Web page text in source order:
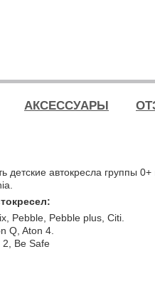
АКСЕССУАРЫ
детские автокресла группы 0+
Pebble, Pebble plus, Citi.
Q, Aton 4.
Be Safe